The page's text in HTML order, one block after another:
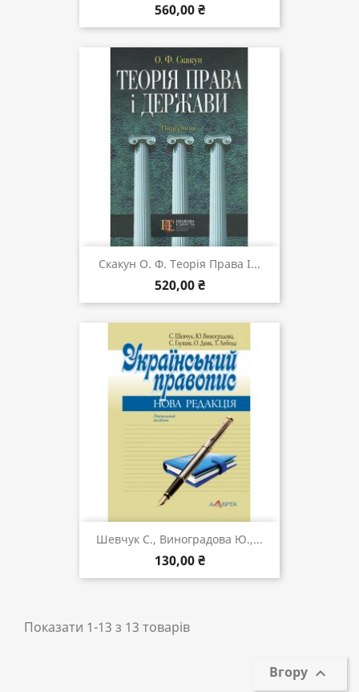
560,00 ₴
Скакун О. Ф. Теорія Права І...
520,00 ₴
Шевчук С., Виноградова Ю.,...
130,00 ₴
Показати 1-13 з 13 товарів
Вгору 